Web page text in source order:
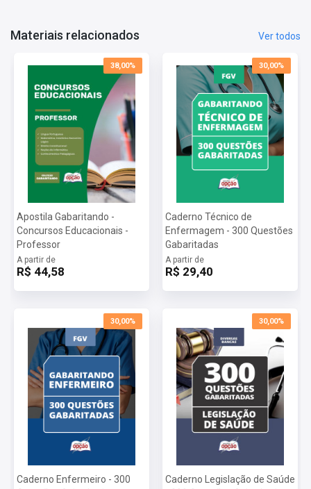
Materiais relacionados Ver todos
38,00%
Apostila Gabaritando -
Concursos Educacionais -
Professor
A partir de
R$ 44,58
30,00%
Caderno Técnico de
Enfermagem - 300 Questões
Gabaritadas
A partir de
R$ 29,40
30,00%
Caderno Enfermeiro - 300
30,00%
Caderno Legislação de Saúde